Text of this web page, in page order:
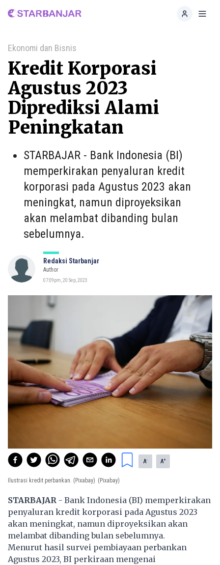
Home
Ekonomi dan Bisnis
Kredit Korporasi
Agustus 2023
Diprediksi Alami
Peningkatan
STARBAJAR - Bank Indonesia (BI)
memperkirakan penyaluran kredit
korporasi pada Agustus 2023 akan
meningkat, namun diproyeksikan
akan melambat dibanding bulan
sebelumnya.
Redaksi Starbanjar
Author
07:09pm, 20 Sep, 2023
A- A+
Ilustrasi kredit perbankan. (Pixabay) (Pixabay)
STARBAJAR - Bank Indonesia (BI) memperkirakan
penyaluran kredit korporasi pada Agustus 2023
akan meningkat, namun diproyeksikan akan
melambat dibanding bulan sebelumnya.
Menurut hasil survei pembiayaan perbankan
Agustus 2023, BI perkiraan mengenai